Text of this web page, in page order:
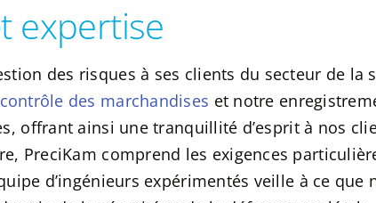
expertise
des risques à ses clients du secteur de
des marchandises et notre
offrant ainsi une tranquillité d’esprit à nos
PreciKam comprend les exigences
d’ingénieurs expérimentés veille à ce